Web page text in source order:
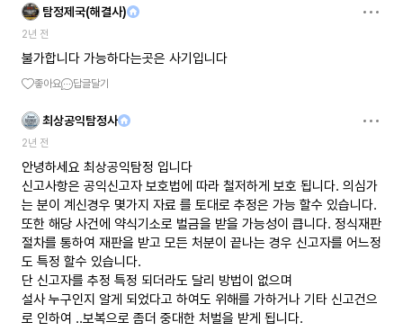
탐정제국(해결사)
2년 전
불가합니다 가능하다는곳은 사기입니다
좋아요 답글달기
최상공익탐정사
2년 전
안녕하세요 최상공익탐정 입니다
신고사항은 공익신고자 보호법에 따라 철저하게 보호 됩니다. 의심가
는 분이 계신경우 몇가지 자료 를 토대로 추정은 가능 할수 있습니다.
또한 해당 사건에 약식기소로 벌금을 받을 가능성이 큽니다. 정식재판
절차를 통하여 재판을 받고 모든 처분이 끝나는 경우 신고자를 어느정
도 특정 할수 있습니다.
단 신고자를 추정 특정 되더라도 달리 방법이 없으며
설사 누구인지 알게 되었다고 하여도 위해를 가하거나 기타 신고건으
로 인하여 ..보복으로 좀더 중대한 처벌을 받게 됩니다.